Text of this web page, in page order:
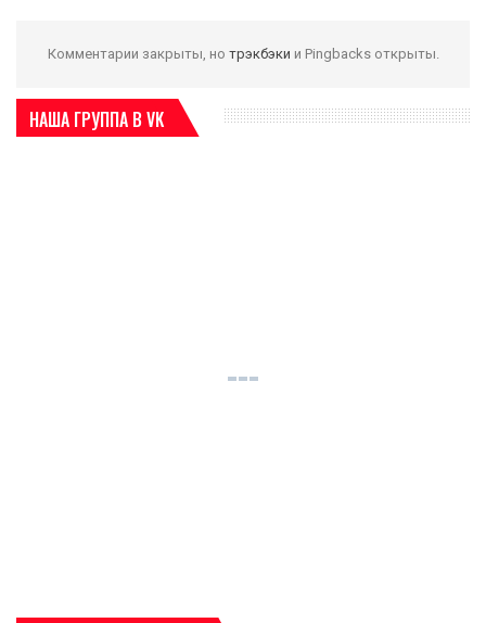
Комментарии закрыты, но трэкбэки и Pingbacks открыты.
НАША ГРУППА В VK